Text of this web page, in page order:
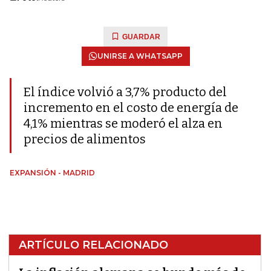
GUARDAR
UNIRSE A WHATSAPP
El índice volvió a 3,7% producto del
incremento en el costo de energía de
4,1% mientras se moderó el alza en
precios de alimentos
EXPANSIÓN - MADRID
ARTÍCULO RELACIONADO